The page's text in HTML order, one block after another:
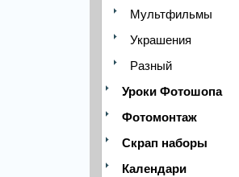
Мультфильмы
Украшения
Разный
Уроки Фотошопа
Фотомонтаж
Скрап наборы
Календари